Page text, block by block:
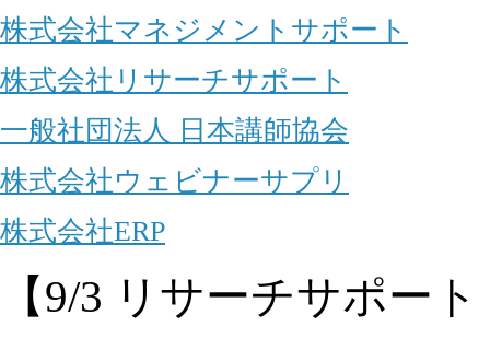
株式会社マネジメントサポート
株式会社リサーチサポート
一般社団法人 日本講師協会
株式会社ウェビナーサプリ
株式会社ERP
【9/3 リサーチサポート